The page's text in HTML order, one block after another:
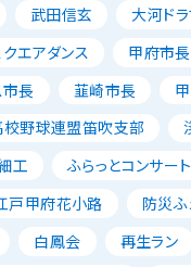
武田信玄 大河ド
エアダンス 甲府市長
長 韮崎市長
野球連盟笛吹支部
工 ふらっとコンサート
戸甲府花小路 防災ふ
白鳳会 再生ラン